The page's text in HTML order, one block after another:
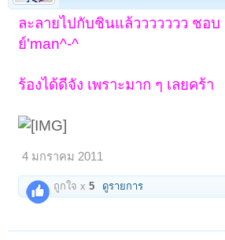
ละลายไปกับชินแล้ววววววว ชอบ
ย์'man^-^
ร้องได้ดีจัง เพราะมาก ๆ เลยคร้า
4 มกราคม 2011
ถูกใจ x5 ดูรายการ